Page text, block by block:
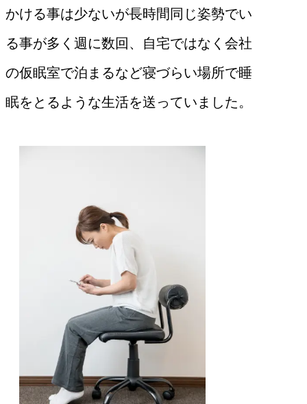
かける事は少ないが長時間同じ姿勢でい
る事が多く週に数回、自宅ではなく会社
の仮眠室で泊まるなど寝づらい場所で睡
眠をとるような生活を送っていました。